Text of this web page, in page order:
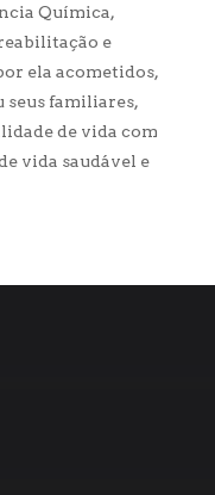
Química,
e
ela acometidos,
seus familiares,
de vida com
vida saudável e